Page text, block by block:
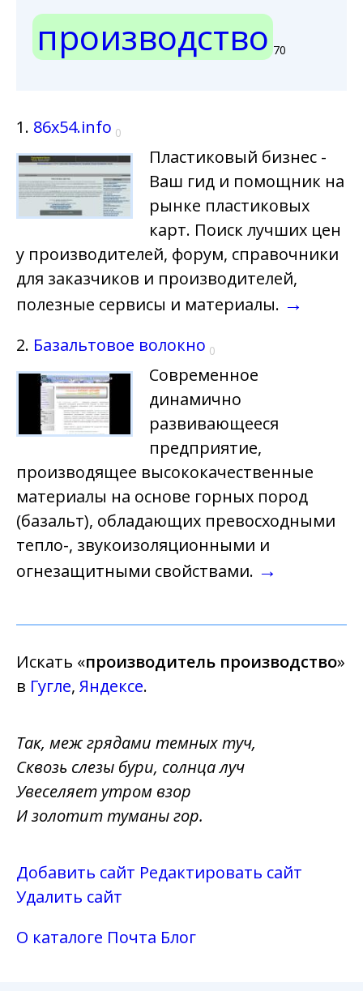
производство 70
1. 86x54.info 0
Пластиковый бизнес -
Ваш гид и помощник на
рынке пластиковых
карт. Поиск лучших цен
у производителей, форум, справочники
для заказчиков и производителей,
полезные сервисы и материалы. →
2. Базальтовое волокно 0
Современное
динамично
развивающееся
предприятие,
производящее высококачественные
материалы на основе горных пород
(базальт), обладающих превосходными
тепло-, звукоизоляционными и
огнезащитными свойствами. →
Искать «производитель производство»
в Гугле, Яндексе.
Так, меж грядами темных туч,
Сквозь слезы бури, солнца луч
Увеселяет утром взор
И золотит туманы гор.
Добавить сайт Редактировать сайт
Удалить сайт
О каталоге Почта Блог